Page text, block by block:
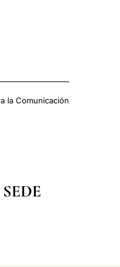
la Comunicación